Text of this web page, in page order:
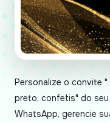
Personalize o convite
preto, confetis" do
WhatsApp, gerencie